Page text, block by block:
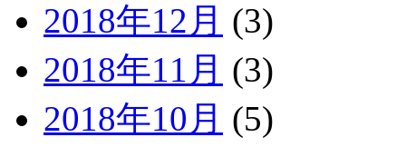
2018年12月 (3)
2018年11月 (3)
2018年10月 (5)